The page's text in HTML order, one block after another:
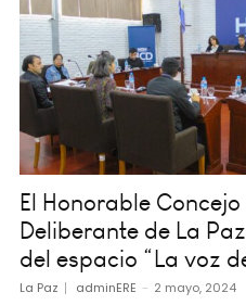
El Honorable Concejo
Deliberante de La
del espacio “La voz
La Paz adminERE - 2 mayo, 2024